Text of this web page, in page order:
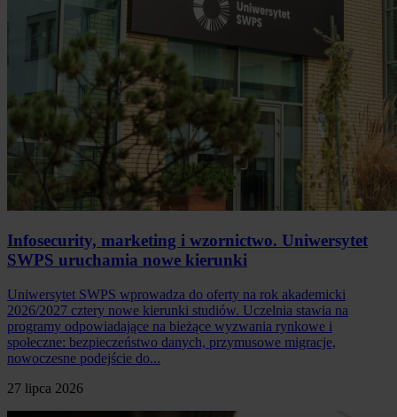
Infosecurity, marketing i wzornictwo. Uniwersytet
SWPS uruchamia nowe kierunki
Uniwersytet SWPS wprowadza do oferty na rok akademicki
2026/2027 cztery nowe kierunki studiów. Uczelnia stawia na
programy odpowiadające na bieżące wyzwania rynkowe i
społeczne: bezpieczeństwo danych, przymusowe migracje,
nowoczesne podejście do...
27 lipca 2026